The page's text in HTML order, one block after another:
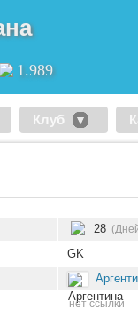
1.989
Клуб
28
GK
нет ссылки